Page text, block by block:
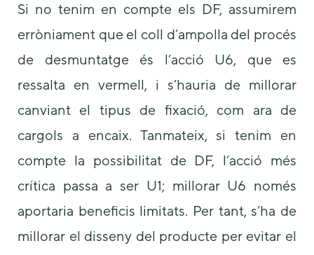
Si no tenim en compte els DF, assumirem
erròniament que el coll d’ampolla del procés
de desmuntatge és l’acció U6, que es
ressalta en vermell, i s’hauria de millorar
canviant el tipus de fixació, com ara de
cargols a encaix. Tanmateix, si tenim en
compte la possibilitat de DF, l’acció més
crítica passa a ser U1; millorar U6 només
aportaria beneficis limitats. Per tant, s’ha de
millorar el disseny del producte per evitar el